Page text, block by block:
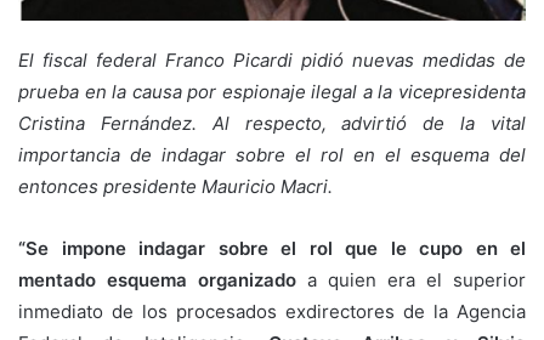
El fiscal federal Franco Picardi pidió nuevas medidas de
prueba en la causa por espionaje ilegal a la vicepresidenta
Cristina Fernández. Al respecto, advirtió de la vital
importancia de indagar sobre el rol en el esquema del
entonces presidente Mauricio Macri.
“Se impone indagar sobre el rol que le cupo en el
mentado esquema organizado a quien era el superior
inmediato de los procesados exdirectores de la Agencia